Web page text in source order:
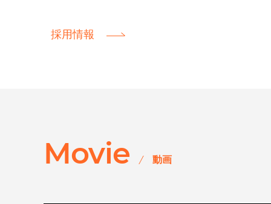
採用情報
Movie 動画